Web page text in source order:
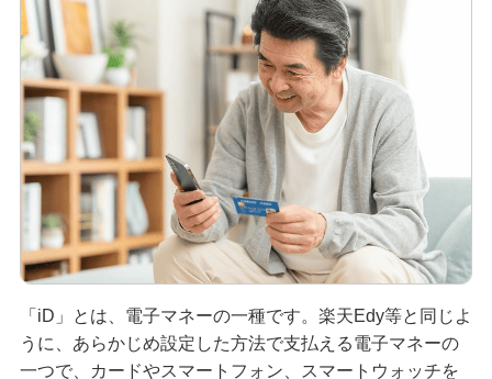
クレジットカードのタッチ決済を分かりやすく解
説！メリットや使い方のコツも紹介
クレジットカード署名欄のサインが必要な理由
は？書き方や廃止についても解説
きっぷをクレジットカードで購入する3つの方法！
メリットと注意点も解説
クレジットカードを海外で利用すると手数料はど
のくらいかかる？注意点も紹介
クレジットカードを紛失した！対応方法や再発行
「iD」とは、電子マネーの一種です。楽天Edy等と同じよ
うに、あらかじめ設定した方法で支払える電子マネーの
一つで、カードやスマートフォン、スマートウォッチを